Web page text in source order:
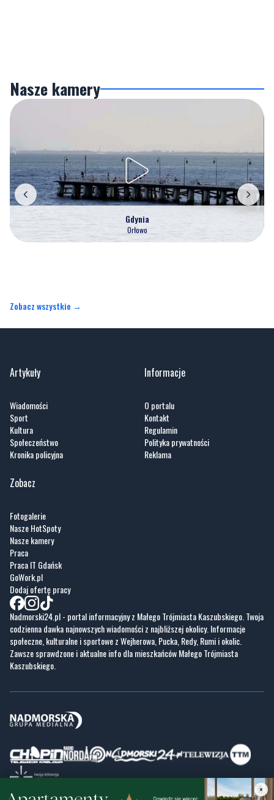
Nasze kamery
Gdynia
Orłowo
Zobacz wszystkie →
Artykuły
Wiadomości
Sport
Kultura
Społeczeństwo
Kronika policyjna
Informacje
O portalu
Kontakt
Regulamin
Polityka prywatności
Reklama
Zobacz
Fotogalerie
Nasze HotSpoty
Nasze kamery
Praca
Praca IT Gdańsk
GoWork.pl
Dodaj ofertę pracy
Nadmorski24.pl - portal informacyjny z Małego Trójmiasta Kaszubskiego. Twoja
codzienna dawka najnowszych wiadomości z najbliższej okolicy. Informacje
społeczne, kulturalne i sportowe z Wejherowa, Pucka, Redy, Rumi i okolic.
Zawsze sprawdzone i aktualne info dla mieszkańców Małego Trójmiasta
Kaszubskiego.
Copyrights © Nadmorski24.pl 2026 r.
×